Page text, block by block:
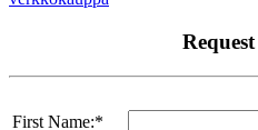
First Name:*